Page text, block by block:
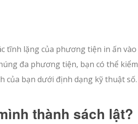
tĩnh lặng của phương tiện in ấn vào
đa phương tiện, bạn có thể kiểm
của bạn dưới định dạng kỹ thuật số.
thành sách lật?